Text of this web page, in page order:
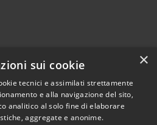
Copyright © 2026 • Comune di
×
sui cookie
tecnici e assimilati strettamente
e alla navigazione del sito,
analitico al solo fine di elaborare
aggregate e anonime.